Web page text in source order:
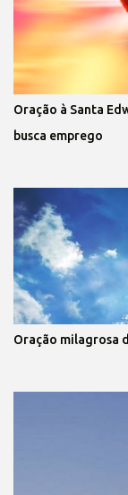
Oração à Santa
busca emprego
Oração milagrosa